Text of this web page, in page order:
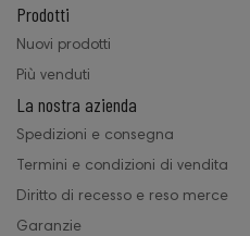
Prodotti
Nuovi prodotti
Più venduti
La nostra azienda
Spedizioni e consegna
Termini e condizioni di vendita
Diritto di recesso e reso merce
Garanzie